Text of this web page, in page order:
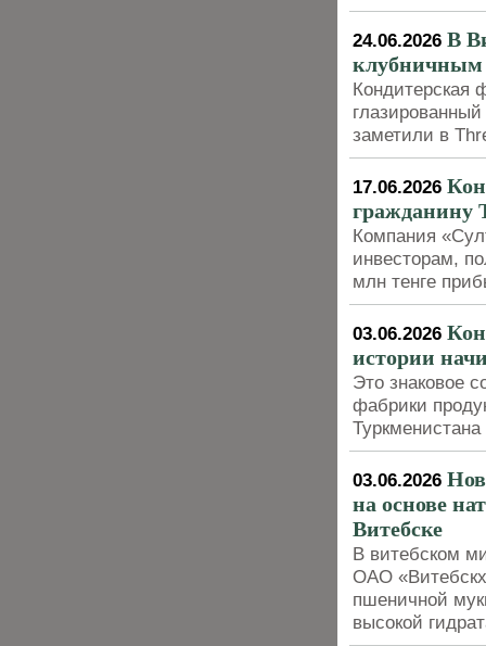
24.06.2026 В
клубничным
Кондитерская
заметили в
17.06.2026
гражданину
Компания
инвесторам,
млн тенге
03.06.2026
истории
Это знаковое
фабрики
Туркменистана
03.06.2026
на основе
Витебске
В витебском
ОАО
пшеничной
высокой